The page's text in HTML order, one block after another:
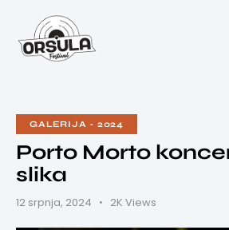
GALERIJA - 2024
Porto Morto
slika
12 srpnja, 2024 2K Views